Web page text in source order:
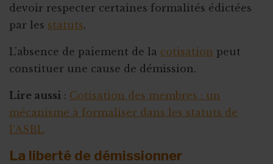
devoir respecter certaines formalités édictées
par les statuts.
L’absence de paiement de la cotisation peut
constituer une cause de démission.
Lire aussi : Cotisation des membres : un
mécanisme à formaliser dans les statuts de
l’ASBL
La liberté de démissionner